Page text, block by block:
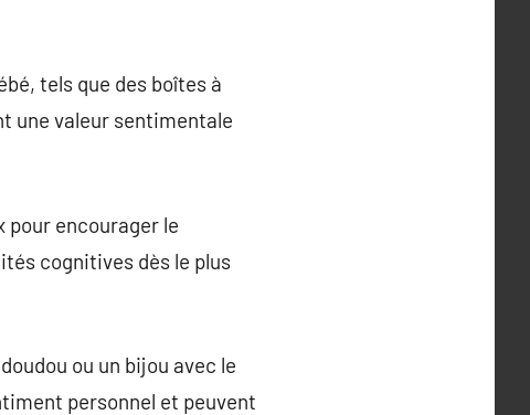
tels que des boîtes à
une valeur sentimentale
encourager le
cognitives dès le plus
ou un bijou avec le
personnel et peuvent